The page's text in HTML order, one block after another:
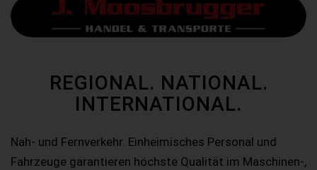
REGIONAL. NATIONAL.
INTERNATIONAL.
Nah- und Fernverkehr. Einheimisches Personal und
Fahrzeuge garantieren höchste Qualität im Maschinen-,